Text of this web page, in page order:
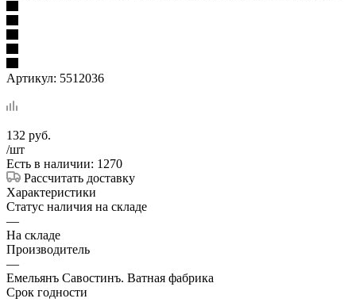
Артикул: 5512036
132 руб.
/шт
Есть в наличии: 1270
Рассчитать доставку
Характеристики
Статус наличия на складе
—
На складе
Производитель
—
Емельянъ Савостинъ. Ватная фабрика
Срок годности